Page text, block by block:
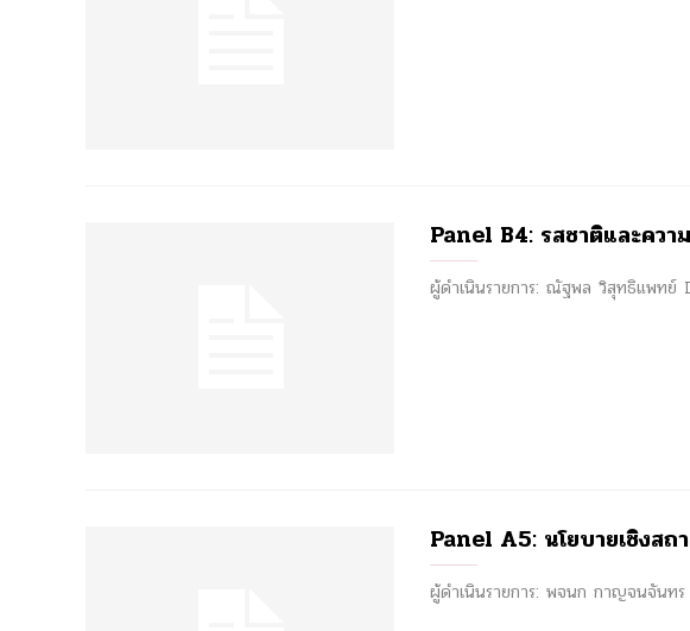
Panel B4: รสชาติและคว
ผู้ดำเนินรายการ: ณัฐพล วิสุทธิแพท
Panel A5: นโยบายเชิงสถ
ผู้ดำเนินรายการ: พจนก กาญจนจั